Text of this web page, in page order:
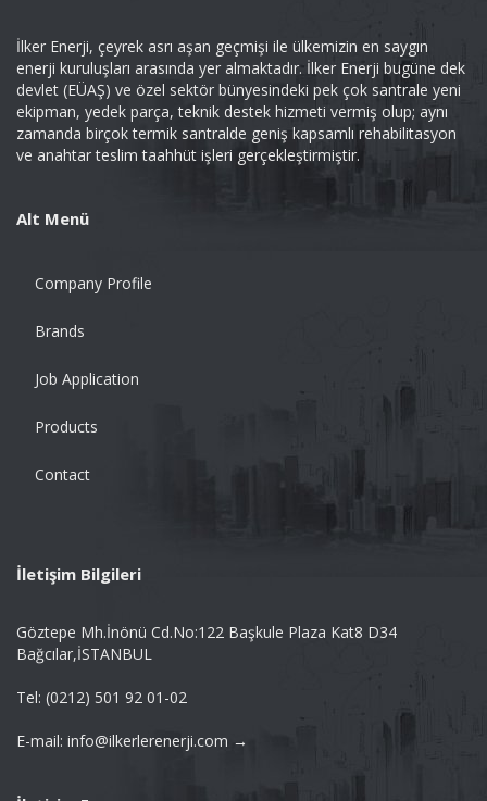
İlker Enerji, çeyrek asrı aşan geçmişi ile ülkemizin en saygın
enerji kuruluşları arasında yer almaktadır. İlker Enerji bugüne dek
devlet (EÜAŞ) ve özel sektör bünyesindeki pek çok santrale yeni
ekipman, yedek parça, teknik destek hizmeti vermiş olup; aynı
zamanda birçok termik santralde geniş kapsamlı rehabilitasyon
ve anahtar teslim taahhüt işleri gerçekleştirmiştir.
Alt Menü
Company Profile
Brands
Job Application
Products
Contact
İletişim Bilgileri
Göztepe Mh.İnönü Cd.No:122 Başkule Plaza Kat8 D34
Bağcılar,İSTANBUL
Tel: (0212) 501 92 01-02
E-mail: info@ilkerlerenerji.com →